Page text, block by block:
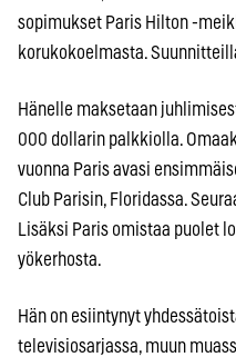
sopimukset Paris Hilton -
korukokoelmasta.
Hänelle maksetaan
000 dollarin palkkiolla.
vuonna Paris avasi
Club Parisin, Floridassa.
Lisäksi Paris omistaa puolet
yökerhosta.
Hän on esiintynyt
televisiosarjassa, muun